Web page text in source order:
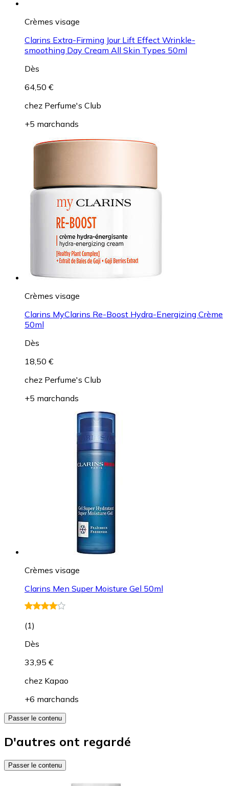
Crèmes visage
Clarins Extra-Firming Jour Lift Effect Wrinkle-
smoothing Day Cream All Skin Types 50ml
Dès
64,50 €
chez Perfume's Club
+5 marchands
Crèmes visage
Clarins MyClarins Re-Boost Hydra-Energizing Crème
50ml
Dès
18,50 €
chez Perfume's Club
+5 marchands
Crèmes visage
Clarins Men Super Moisture Gel 50ml
(1)
Dès
33,95 €
chez Kapao
+6 marchands
Passer le contenu
D'autres ont regardé
Passer le contenu